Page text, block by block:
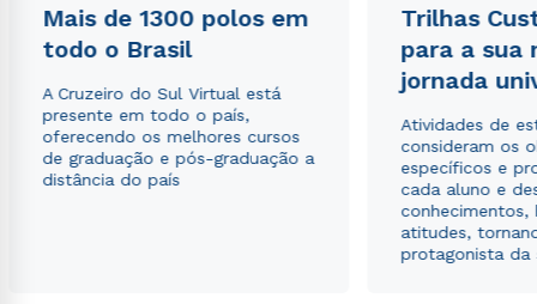
Mais de 1300 polos em
todo o Brasil
A Cruzeiro do Sul Virtual está
presente em todo o país,
oferecendo os melhores cursos
de graduação e pós-graduação a
distância do país
Trilhas
para a sua
jornada
Atividades de
consideram os
específicos e
cada aluno e
conhecimentos,
atitudes,
protagonista da